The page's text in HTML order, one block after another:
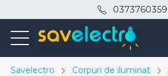
0373760359
Savelectro Corpuri de iluminat